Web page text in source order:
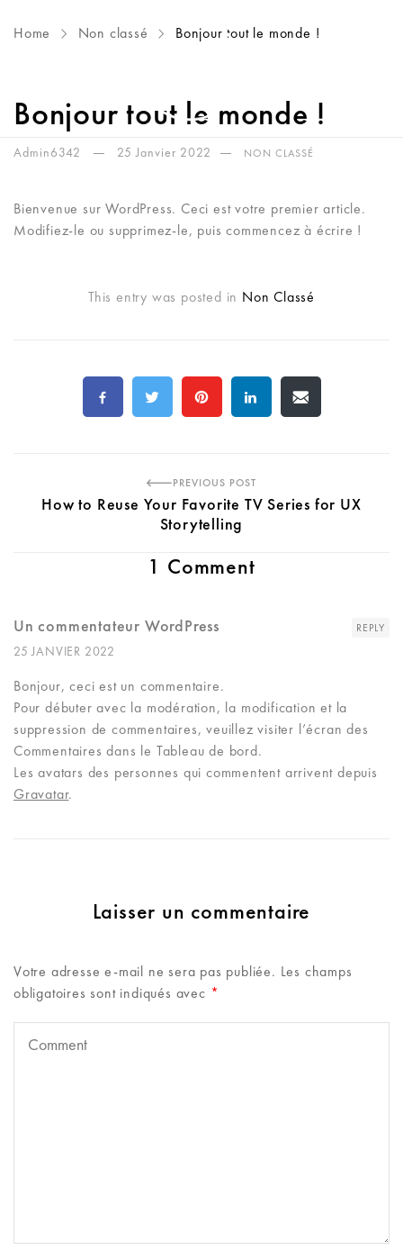
Home Non classé Bonjour tout le monde !
Bonjour tout le monde !
Admin6342 25 Janvier 2022 NON CLASSÉ
Bienvenue sur WordPress. Ceci est votre premier article.
Modifiez-le ou supprimez-le, puis commencez à écrire !
This entry was posted in Non Classé
PREVIOUS POST
How to Reuse Your Favorite TV Series for UX
Storytelling
1 Comment
Un commentateur WordPress
25 JANVIER 2022
Bonjour, ceci est un commentaire.
Pour débuter avec la modération, la modification et la
suppression de commentaires, veuillez visiter l’écran des
Commentaires dans le Tableau de bord.
Les avatars des personnes qui commentent arrivent depuis
Gravatar.
REPLY
Laisser un commentaire
Votre adresse e-mail ne sera pas publiée. Les champs
obligatoires sont indiqués avec *